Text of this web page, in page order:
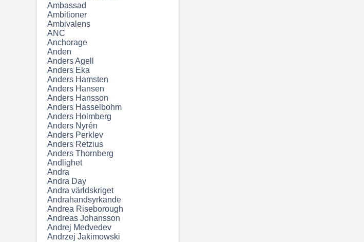
Ambassad
Ambitioner
Ambivalens
ANC
Anchorage
Anden
Anders Agell
Anders Eka
Anders Hamsten
Anders Hansen
Anders Hansson
Anders Hasselbohm
Anders Holmberg
Anders Nyrén
Anders Perklev
Anders Retzius
Anders Thornberg
Andlighet
Andra
Andra Day
Andra världskriget
Andrahandsyrkande
Andrea Riseborough
Andreas Johansson
Andrej Medvedev
Andrzej Jakimowski